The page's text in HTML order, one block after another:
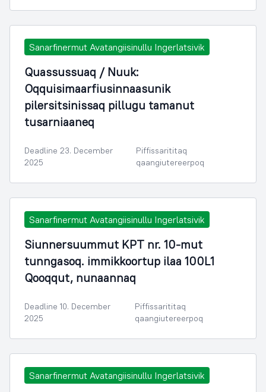
Sanarfinermut Avatangiisinullu Ingerlatsivik
Quassussuaq / Nuuk:
Oqquisimaarfiusinnaasunik
pilersitsinissaq pillugu tamanut
tusarniaaneq
Deadline 23. December
2025
Piffissarititaq
qaangiutereerpoq
Sanarfinermut Avatangiisinullu Ingerlatsivik
Siunnersuummut KPT nr. 10-mut
tunngasoq. immikkoortup ilaa 100L1
Qooqqut, nunaannaq
Deadline 10. December
2025
Piffissarititaq
qaangiutereerpoq
Sanarfinermut Avatangiisinullu Ingerlatsivik